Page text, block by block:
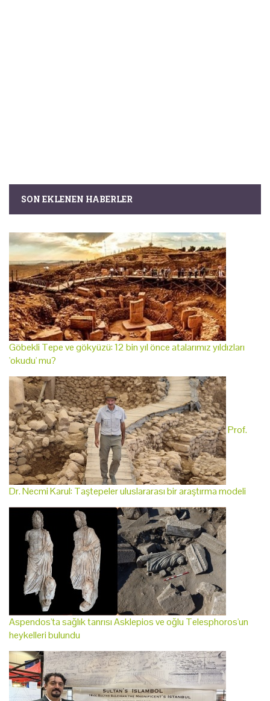
SON EKLENEN HABERLER
Göbekli Tepe ve gökyüzü: 12 bin yıl önce atalarımız yıldızları
'okudu' mu?
Prof.
Dr. Necmi Karul: Taştepeler uluslararası bir araştırma modeli
Aspendos'ta sağlık tanrısı Asklepios ve oğlu Telesphoros'un
heykelleri bulundu